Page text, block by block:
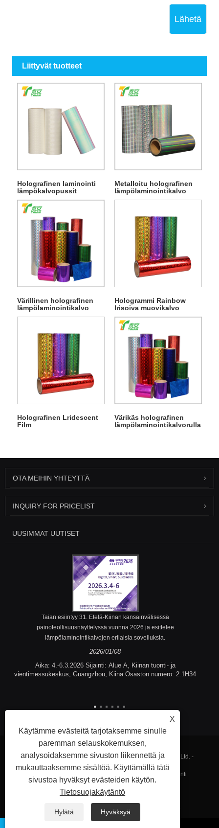
Lähetä
Liittyvät tuotteet
Holografinen laminointi
lämpökalvopussit
Metalloitu holografinen
lämpölaminointikalvo
Värillinen holografinen
lämpölaminointikalvo
Hologrammi Rainbow
Irisoiva muovikalvo
Holografinen Lridescent
Film
Värikäs holografinen
lämpölaminointikalvorulla
OTA MEIHIN YHTEYTTÄ
INQUIRY FOR PRICELIST
UUSIMMAT UUTISET
Taian esiintyy 31. Etelä-Kiinan kansainvälisessä
painoteollisuusnäyttelyssä vuonna 2026 ja esittelee
lämpölaminointikalvojen erilaisia ​​sovelluksia.
2026/01/08
Aika: 4.-6.3.2026 Sijainti: Alue A, Kiinan tuonti- ja
vientimessukeskus, Guangzhou, Kiina Osaston numero: 2.1H34
Tekijänoikeudet © 2023 Fujian Taian Lamination Film Co., Ltd. -
Lämpölaminointikalvo, laminoitu teräskalvo, Kohokuviointi
Lämpölaminointikalvo - Kaikki oikeudet pidätetään.
Sitemap RSS XML Privacy Policy
X
Käytämme evästeitä tarjotaksemme sinulle
paremman selauskokemuksen,
analysoidaksemme sivuston liikennettä ja
mukauttaaksemme sisältöä. Käyttämällä tätä
sivustoa hyväksyt evästeiden käytön.
Tietosuojakäytäntö
Hylätä Hyväksyä